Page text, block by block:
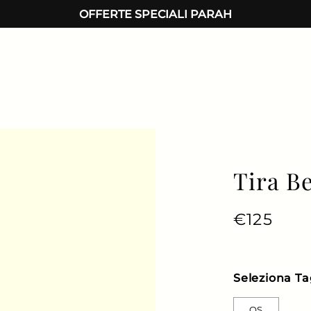
OFFERTE SPECIALI PARAH
Tira
Prezzo
€125
Seleziona